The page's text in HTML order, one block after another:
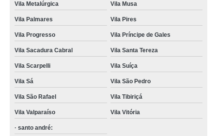
Vila Metalúrgica Vila Musa
Vila Palmares Vila Pires
Vila Progresso Vila Príncipe de Gales
Vila Sacadura Cabral Vila Santa Tereza
Vila Scarpelli Vila Suíça
Vila Sá Vila São Pedro
Vila São Rafael Vila Tibiriçá
Vila Valparaíso Vila Vitória
· santo andré: